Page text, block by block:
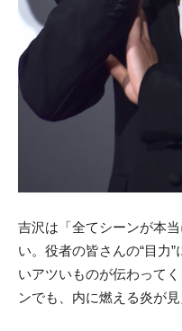
吉沢は「全てシーンが本
い。役者の皆さんの“目力
いアツいものが伝わって
ンでも、内に燃える炎が